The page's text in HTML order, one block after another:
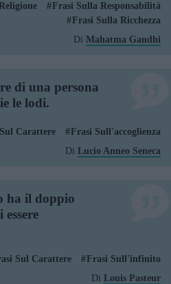
Frasi Sulla Responsabilità
Frasi Sulla Ricchezza
Di Mahatma Gandhi
di una persona
le lodi.
Carattere
Frasi Sull'accoglienza
Di Lucio Anneo Seneca
ha il doppio
Sul Carattere
Frasi Sull'infinito
Di Louis Pasteur